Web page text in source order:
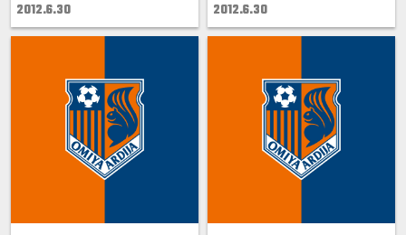
2012.6.30 2012.6.30